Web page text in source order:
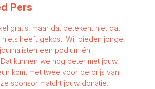
Pers
gratis, maar dat betekent niet dat
niets heeft gekost. Wij bieden jonge,
een podium én
kunnen we nog beter met jouw
komt met twee voor de prijs van
sponsor matcht jouw donatie.